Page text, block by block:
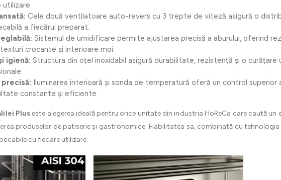
Cele două ventilatoare auto-revers cu 3 trepte de viteză asigură o
a fiecărui preparat.
Sistemul de umidificare permite ajustarea precisă a aburului, oferind
crocante și interioare moi.
igienă: Structura din oțel inoxidabil asigură durabilitate, rezistență și o
Iluminarea interioară și sonda de temperatură oferă un control superior
constante și eficiente.
Plus este alegerea ideală pentru orice unitate din industria HoReCa care caută
produselor de patiserie și gastronomice. Fiabilitatea sa, combinată cu
cu fiecare utilizare.